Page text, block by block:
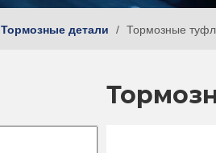
Тормозные детали / Тормозные